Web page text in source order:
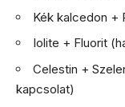
Kék kalcedon +
Iolite + Fluorit
Celestin +
kapcsolat)